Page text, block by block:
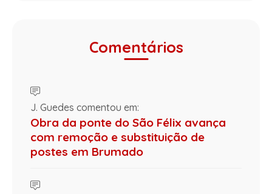
Comentários
J. Guedes comentou em:
Obra da ponte do São Félix avança
com remoção e substituição de
postes em Brumado